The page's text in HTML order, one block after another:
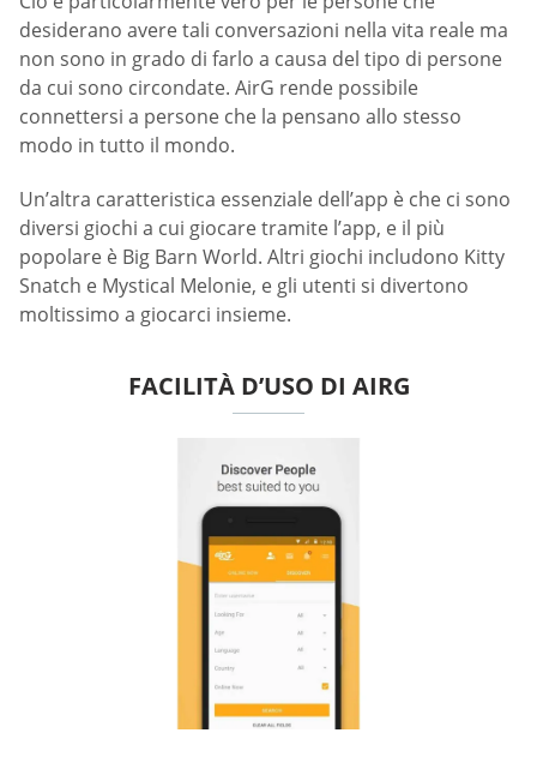
desiderano avere tali conversazioni nella vita reale ma
non sono in grado di farlo a causa del tipo di persone
da cui sono circondate. AirG rende possibile
connettersi a persone che la pensano allo stesso
modo in tutto il mondo.
Un’altra caratteristica essenziale dell’app è che ci sono
diversi giochi a cui giocare tramite l’app, e il più
popolare è Big Barn World. Altri giochi includono Kitty
Snatch e Mystical Melonie, e gli utenti si divertono
moltissimo a giocarci insieme.
FACILITÀ D’USO DI AIRG